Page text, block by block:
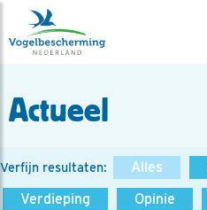
Actueel
Verfijn resultaten: Alles
Verdieping
Opinie